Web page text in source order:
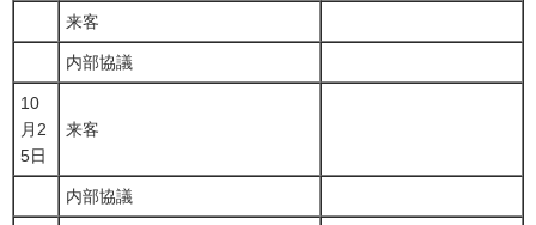
来客
内部協議
10
月2
5日
来客
内部協議